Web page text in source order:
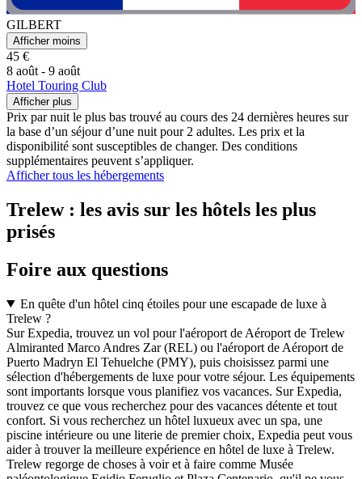
GILBERT
Afficher moins
45 €
8 août - 9 août
Hotel Touring Club
Afficher plus
Prix par nuit le plus bas trouvé au cours des 24 dernières heures sur
la base d’un séjour d’une nuit pour 2 adultes. Les prix et la
disponibilité sont susceptibles de changer. Des conditions
supplémentaires peuvent s’appliquer.
Afficher tous les hébergements
Trelew : les avis sur les hôtels les plus
prisés
Foire aux questions
En quête d'un hôtel cinq étoiles pour une escapade de luxe à
Trelew ?
Sur Expedia, trouvez un vol pour l'aéroport de Aéroport de Trelew
Almiranted Marco Andres Zar (REL) ou l'aéroport de Aéroport de
Puerto Madryn El Tehuelche (PMY), puis choisissez parmi une
sélection d'hébergements de luxe pour votre séjour. Les équipements
sont importants lorsque vous planifiez vos vacances. Sur Expedia,
trouvez ce que vous recherchez pour des vacances détente et tout
confort. Si vous recherchez un hôtel luxueux avec un spa, une
piscine intérieure ou une literie de premier choix, Expedia peut vous
aider à trouver la meilleure expérience en hôtel de luxe à Trelew.
Trelew regorge de choses à voir et à faire comme Musée